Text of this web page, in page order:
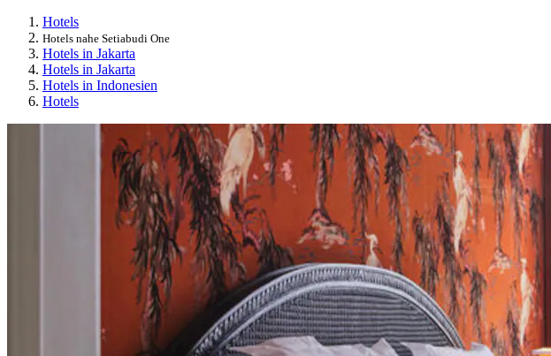
Hotels
Hotels nahe Setiabudi One
Hotels in Jakarta
Hotels in Jakarta
Hotels in Indonesien
Hotels